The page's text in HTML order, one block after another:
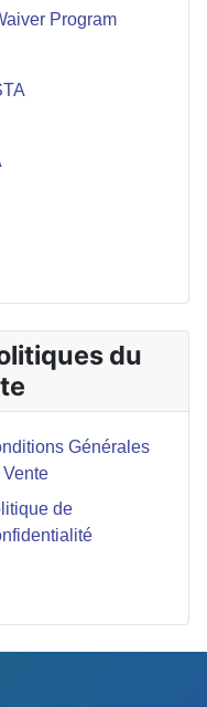
Program
du
Générales
de